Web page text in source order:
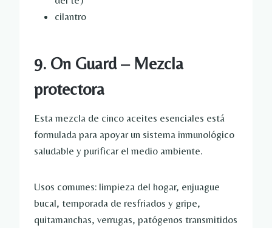
cilantro
9. On Guard – Mezcla
protectora
Esta mezcla de cinco aceites esenciales está
formulada para apoyar un sistema inmunológico
saludable y purificar el medio ambiente.
Usos comunes: limpieza del hogar, enjuague
bucal, temporada de resfriados y gripe,
quitamanchas, verrugas, patógenos transmitidos